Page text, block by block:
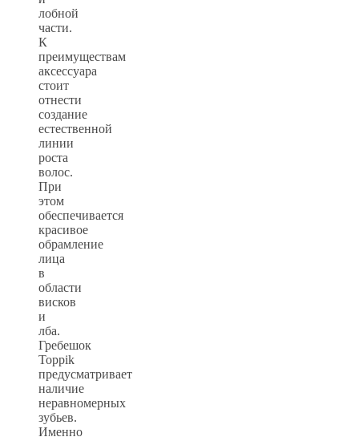
лобной
части.
К
преимуществам
аксессуара
стоит
отнести
создание
естественной
линии
роста
волос.
При
этом
обеспечивается
красивое
обрамление
лица
в
области
висков
и
лба.
Гребешок
Toppik
предусматривает
наличие
неравномерных
зубьев.
Именно